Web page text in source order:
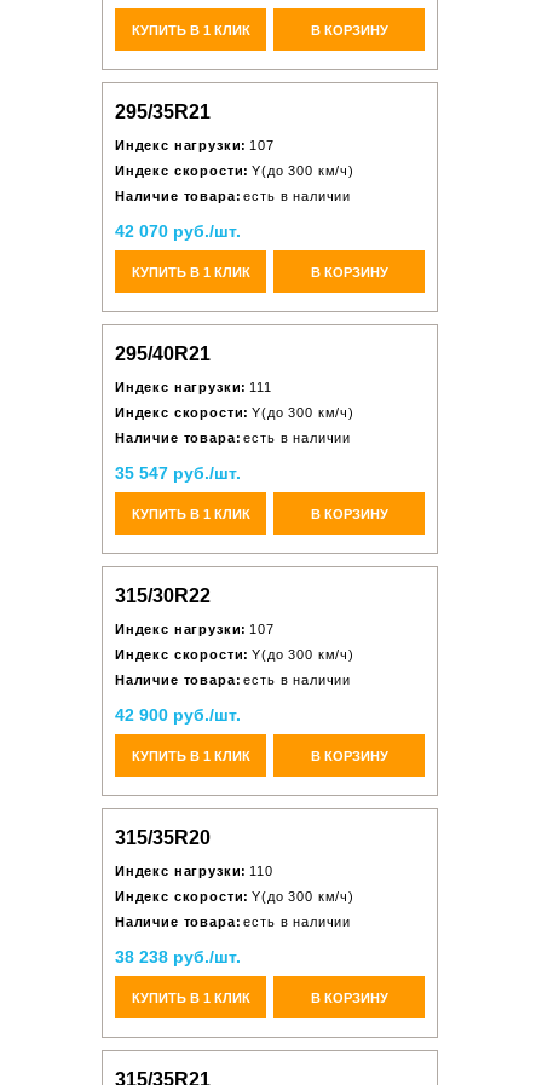
КУПИТЬ В 1 КЛИК В КОРЗИНУ
295/35R21
Индекс нагрузки: 107
Индекс скорости: Y(до 300 км/ч)
Наличие товара: есть в наличии
42 070 руб./шт.
КУПИТЬ В 1 КЛИК В КОРЗИНУ
295/40R21
Индекс нагрузки: 111
Индекс скорости: Y(до 300 км/ч)
Наличие товара: есть в наличии
35 547 руб./шт.
КУПИТЬ В 1 КЛИК В КОРЗИНУ
315/30R22
Индекс нагрузки: 107
Индекс скорости: Y(до 300 км/ч)
Наличие товара: есть в наличии
42 900 руб./шт.
КУПИТЬ В 1 КЛИК В КОРЗИНУ
315/35R20
Индекс нагрузки: 110
Индекс скорости: Y(до 300 км/ч)
Наличие товара: есть в наличии
38 238 руб./шт.
КУПИТЬ В 1 КЛИК В КОРЗИНУ
315/35R21